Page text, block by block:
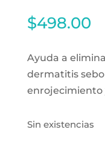
$498.00
Ayuda a
dermatitis
enrojecimiento
Sin existencias